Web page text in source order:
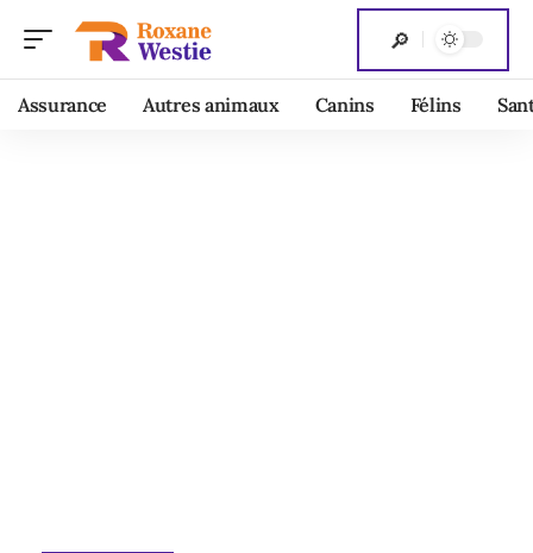
Assurance Autres animaux Canins Félins